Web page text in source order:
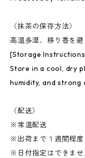
〈抹茶の保存方法〉
高温多湿、移り香を
[Storage
Store in a cool, dry
humidity, and strong
〈配送〉
※常温配送
※出荷まで１週間程度
※日付指定はできませ